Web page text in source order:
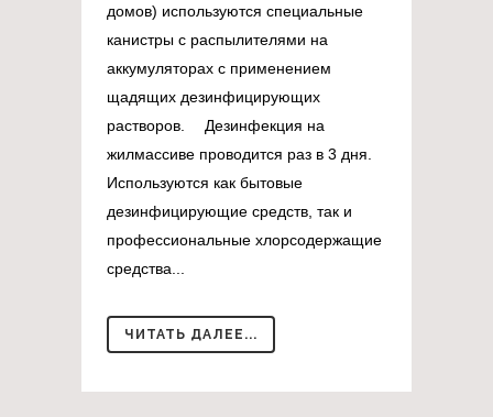
домов) используются специальные
канистры с распылителями на
аккумуляторах с применением
щадящих дезинфицирующих
растворов. ⠀ Дезинфекция на
жилмассиве проводится раз в 3 дня.
Используются как бытовые
дезинфицирующие средств, так и
профессиональные хлорсодержащие
средства...
ЧИТАТЬ ДАЛЕЕ...